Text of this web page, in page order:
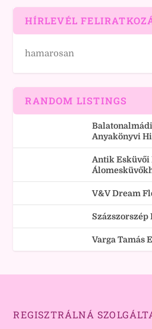
HÍRLEVÉL
hamarosan
RANDOM LISTINGS
Anyakönyvi
Antik Esküvői
V&V Dream
Százszorszép
Varga Tamás
REGISZTRÁLNÁ